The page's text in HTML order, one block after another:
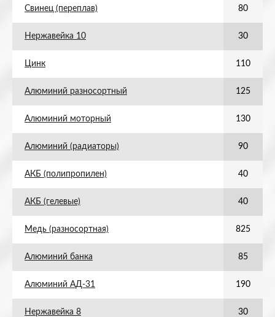
Свинец (переплав) 80
Нержавейка 10 30
Цинк 110
Алюминий разносортный 125
Алюминий моторный 130
Алюминий (радиаторы) 90
АКБ (полипропилен) 40
АКБ (гелевые) 40
Медь (разносортная) 825
Алюминий банка 85
Алюминий АД-31 190
Нержавейка 8 30